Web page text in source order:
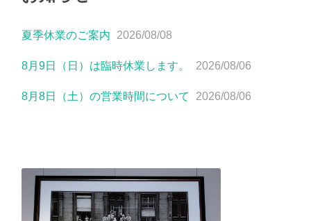
夏季休業のご案内 2026/08/08
8月9日（日）は臨時休業します。 2026/08/06
8月8日（土）の営業時間について 2026/08/06